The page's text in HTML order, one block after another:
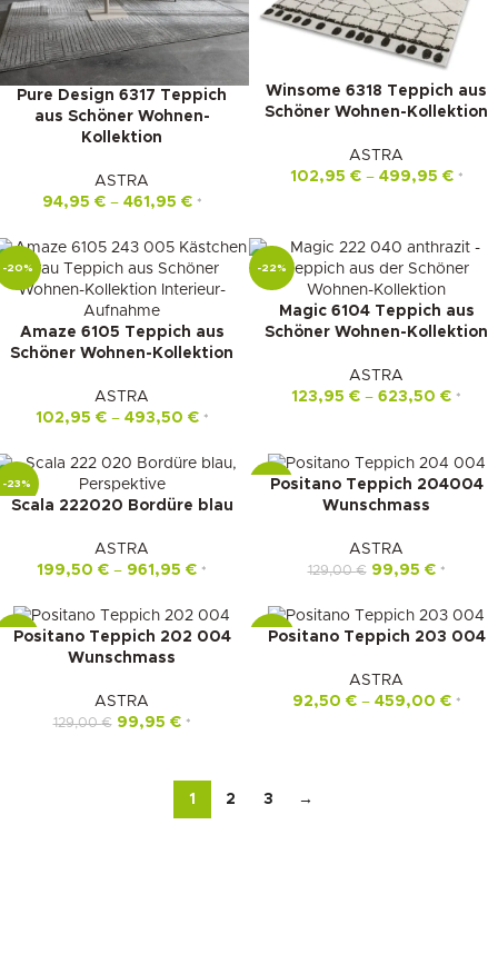
Pure Design 6317 Teppich
aus Schöner Wohnen-
Kollektion
ASTRA
94,95 €– 461,95 € *
Winsome 6318 Teppich aus
Schöner Wohnen-Kollektion
ASTRA
102,95 €– 499,95 € *
-20%
Amaze 6105 Teppich aus
Schöner Wohnen-Kollektion
ASTRA
102,95 €– 493,50 € *
-22%
Magic 6104 Teppich aus
Schöner Wohnen-Kollektion
ASTRA
123,95 € – 623,50 € *
-23%
Scala 222020 Bordüre blau
ASTRA
199,50 € – 961,95 € *
-23%Positano Teppich 204004
Wunschmass
ASTRA
129,00€ 99,95 € *
-23%
Positano Teppich 202 004
Wunschmass
ASTRA
129,00€ 99,95 € *
-22%
Positano Teppich 203 004
ASTRA
92,50 €– 459,00 € *
1 2 3 →